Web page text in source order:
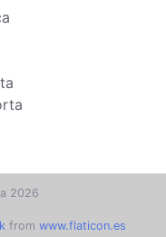
2026
from www.flaticon.es